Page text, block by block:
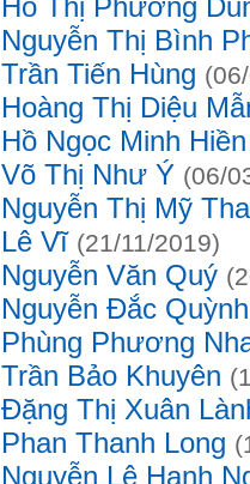
Hồ Thị Phương
Nguyễn Thị Bình
Trần Tiến Hùng
Hoàng Thị Diệu
Hồ Ngọc Minh Hiền
Võ Thị Như Ý (06/
Nguyễn Thị Mỹ
Lê Vĩ (21/11/2019)
Nguyễn Văn Quý
Nguyễn Đắc
Phùng Phương
Trần Bảo Khuyên
Đặng Thị Xuân
Phan Thanh Long
Nguyễn Lê Hạnh